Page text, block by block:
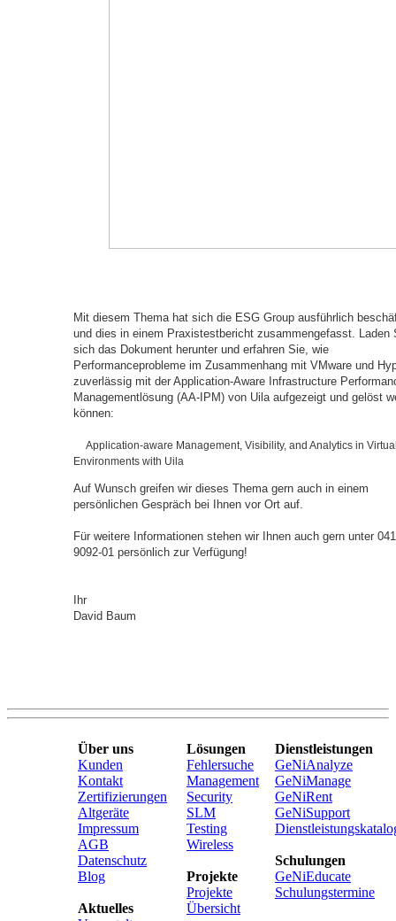
Mit diesem Thema hat sich die ESG Group ausführlich
und dies in einem Praxistestbericht zusammengefasst. Laden
sich das Dokument herunter und erfahren Sie, wie
Performanceprobleme im Zusammenhang mit VMware und
zuverlässig mit der Application-Aware Infrastructure
Managementlösung (AA-IPM) von Uila aufgezeigt und gelöst
können:
Application-aware Management, Visibility, and Analytics in
Environments with Uila
Auf Wunsch greifen wir dieses Thema gern auch in einem
persönlichen Gespräch bei Ihnen vor Ort auf.
Für weitere Informationen stehen wir Ihnen auch gern unter
9092-01 persönlich zur Verfügung!
Ihr
David Baum
Über uns
Kunden
Kontakt
Zertifizierungen
Altgeräte
Impressum
AGB
Datenschutz
Blog
Aktuelles
Lösungen
Fehlersuche
Management
Security
SLM
Testing
Wireless
Projekte
Projekte
Übersicht
Dienstleistungen
GeNiAnalyze
GeNiManage
GeNiRent
GeNiSupport
Schulungen
GeNiEducate
Schulungstermine